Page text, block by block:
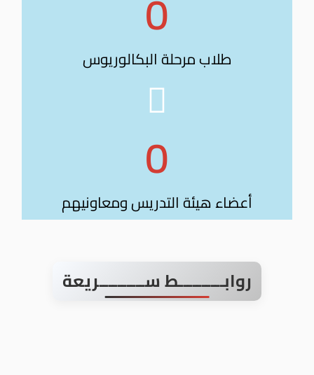
طلاب مرحلة البكالوريوس
0
أعضاء هيئة التدريس ومعاونيهم
روابــــــــــط ســــــــــريعة